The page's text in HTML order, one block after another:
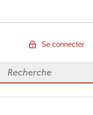
Se connecter
Rechercher des données